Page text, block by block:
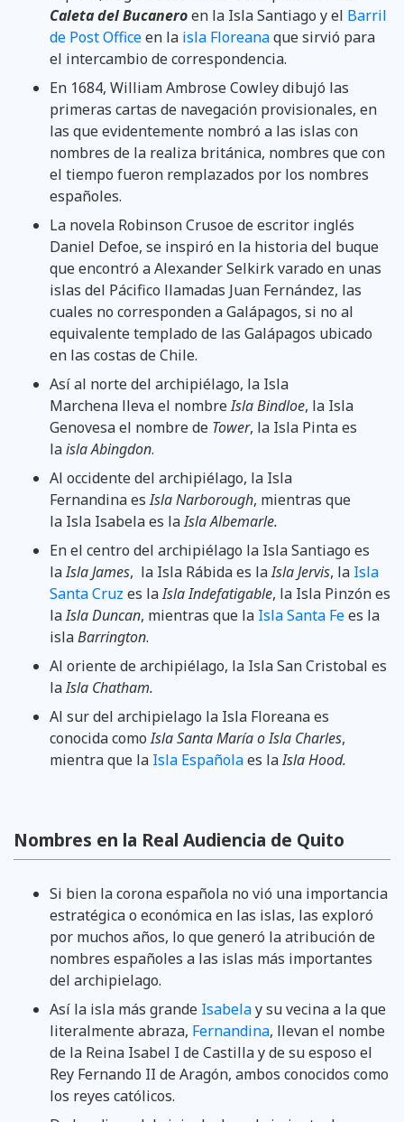
Caleta del Bucaneroen la Isla Santiago y el Barril
de Post Officeen la isla Floreanaque sirvió para
el intercambio de correspondencia.
En 1684, William Ambrose Cowley dibujó las
primeras cartas de navegación provisionales, en
las que evidentemente nombró a las islas con
nombres de la realiza británica, nombres que con
el tiempo fueron remplazados por los nombres
españoles.
La novela Robinson Crusoe de escritor inglés
Daniel Defoe, se inspiró en la historia del buque
que encontró a Alexander Selkirk varado en unas
islas del Pácifico llamadas Juan Fernández, las
cuales no corresponden a Galápagos, si no al
equivalente templado de las Galápagos ubicado
en las costas de Chile.
Así al norte del archipiélago, la Isla
Marchena lleva el nombreIsla Bindloe, la Isla
Genovesa el nombre de Tower, la Isla Pinta es
laisla Abingdon.
Al occidente del archipiélago, la Isla
Fernandina esIsla Narborough, mientras que
la Isla Isabela es laIsla Albemarle.
En el centro del archipiélago la Isla Santiago es
laIsla James, la Isla Rábida es laIsla Jervis, la Isla
Santa Cruz es laIsla Indefatigable, la Isla Pinzón es
laIsla Duncan, mientras que la Isla Santa Fees la
islaBarrington.
Al oriente de archipiélago, la Isla San Cristobal es
laIsla Chatham.
Al sur del archipielago la Isla Floreana es
conocida comoIsla Santa María o Isla Charles,
mientra que la Isla Españolaes laIsla Hood.
Nombres en la Real Audiencia de Quito
Si bien la corona española no vió una importancia
estratégica o económica en las islas, las exploró
por muchos años, lo que generó la atribución de
nombres españoles a las islas más importantes
del archipielago.
Así la isla más grande Isabelay su vecina a la que
literalmente abraza, Fernandina, llevan el nombe
de la Reina Isabel I de Castilla y de su esposo el
Rey Fernando II de Aragón, ambos conocidos como
los reyes católicos.